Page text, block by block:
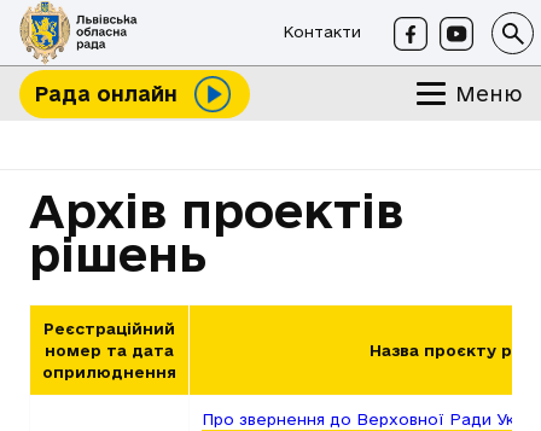
Контакти
Рада онлайн Меню
Архів проектів
рішень
Реєстраційний
номер та дата
оприлюднення
Назва проєкту
Про звернення до Верховної Ради